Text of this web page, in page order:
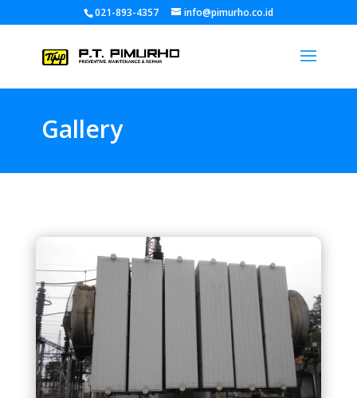
021-893-4357 info@pimurho.co.id
Gallery